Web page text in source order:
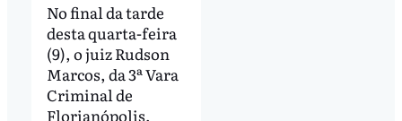
No final da tarde
desta quarta-feira
(9), o juiz Rudson
Marcos, da 3ª Vara
Criminal de
Florianópolis,